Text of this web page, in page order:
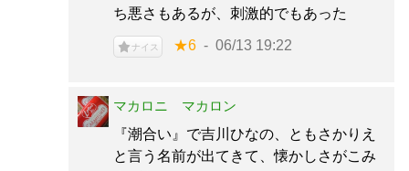
ち悪さもあるが、刺激的でもあった
ナイス ★6 06/13 19:22
マカロニ マカロン
『潮合い』で吉川ひなの、ともさかりえ
と言う名前が出てきて、懐かしさがこみ